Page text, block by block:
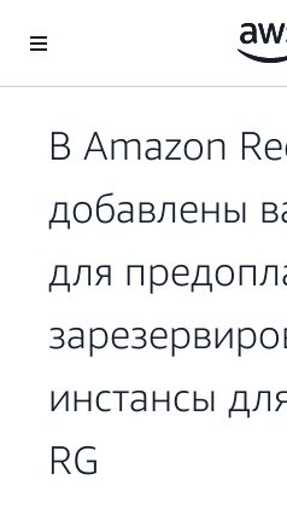
Перейти к главному контенту
В Amazon
добавлены
для
инстансы
RG